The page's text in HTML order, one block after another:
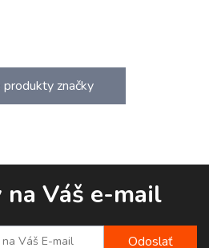
produkty značky
Váš e-mail